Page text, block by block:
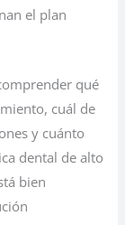
el plan
qué
cuál de
y cuánto
dental de alto
bien